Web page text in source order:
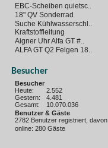
EBC-Scheiben quietsc..
18" QV Sonderrad
Suche Kühlwasserschl..
Kraftstoffleitung
Aigner Uhr Alfa GT #..
ALFA GT Q2 Felgen 18..
Besucher
Besucher
Heute:
2.552
Gestern:
4.481
Gesamt:
10.070.036
Benutzer & Gäste
2782 Benutzer registriert, davon
online: 280 Gäste